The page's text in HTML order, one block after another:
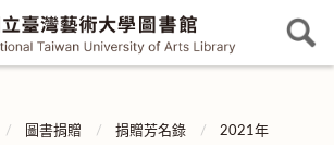
圖書捐贈 捐贈芳名錄 2021年